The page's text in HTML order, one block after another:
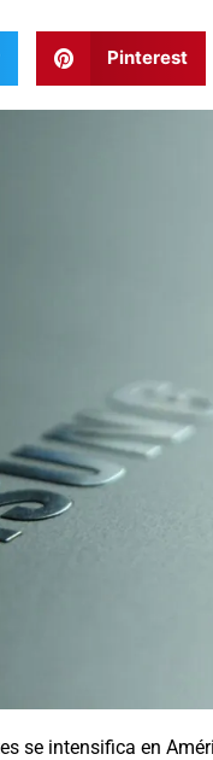
Pinterest
se intensifica en